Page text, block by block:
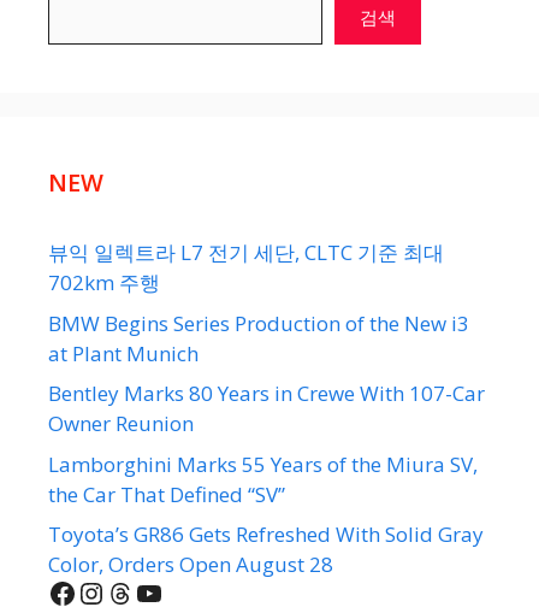
검색
NEW
뷰익 일렉트라 L7 전기 세단, CLTC 기준 최대
702km 주행
BMW Begins Series Production of the New i3
at Plant Munich
Bentley Marks 80 Years in Crewe With 107-Car
Owner Reunion
Lamborghini Marks 55 Years of the Miura SV,
the Car That Defined “SV”
Toyota’s GR86 Gets Refreshed With Solid Gray
Color, Orders Open August 28
Facebook
Instagram
Threads
YouTube